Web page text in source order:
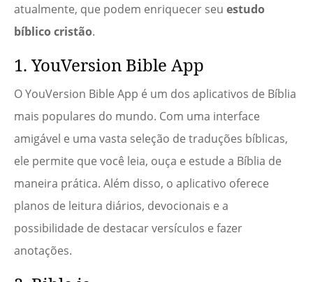
atualmente, que podem enriquecer seu estudo
bíblico cristão.
1. YouVersion Bible App
O YouVersion Bible App é um dos aplicativos de Bíblia
mais populares do mundo. Com uma interface
amigável e uma vasta seleção de traduções bíblicas,
ele permite que você leia, ouça e estude a Bíblia de
maneira prática. Além disso, o aplicativo oferece
planos de leitura diários, devocionais e a
possibilidade de destacar versículos e fazer
anotações.